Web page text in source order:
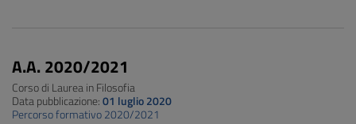
A.A. 2020/2021
Corso di Laurea in Filosofia
Data pubblicazione:01 luglio 2020
Percorso formativo 2020/2021